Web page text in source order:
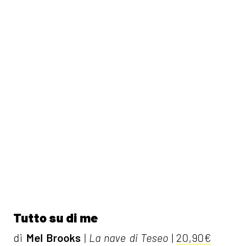
Tutto su di me
di Mel Brooks | La nave di Teseo |20,90€